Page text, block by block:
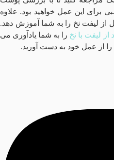
برای این عمل خواهید بود. علاوه
از لیفت نخ را به شما آموزش دهد.
لیفت با نخ را به شما یادآوری می
را از عمل خود به دست آورید.